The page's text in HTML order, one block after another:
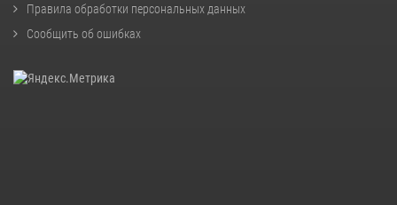
Правила обработки персональных данных
Сообщить об ошибках